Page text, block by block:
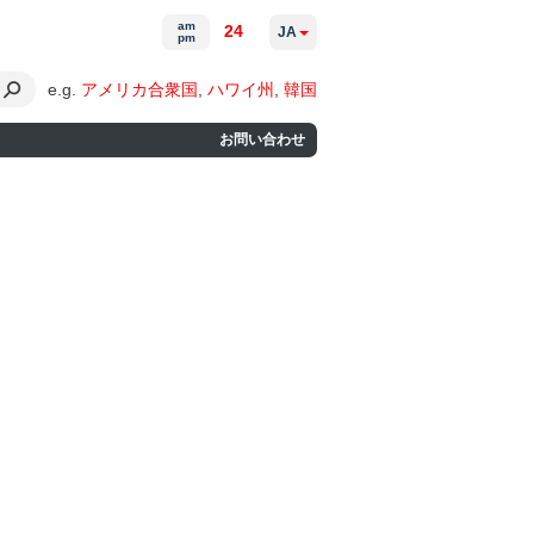
e.g. アメリカ合衆国 ハワイ州 韓国
お問い合わせ
am
pm
24 JA